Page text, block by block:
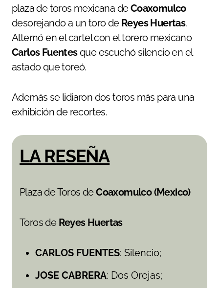
plaza de toros mexicana deCoaxomulco
desorejando a un toro de Reyes Huertas.
Alternó en el cartel con el torero mexicano
Carlos Fuentesque escuchó silencio en el
astado que toreó.
Además se lidiaron dos toros más para una
exhibición de recortes.
LA RESEÑA
Plaza de Toros deCoaxomulco (Mexico)
Toros de Reyes Huertas
CARLOS FUENTES: Silencio;
JOSE CABRERA: Dos Orejas;